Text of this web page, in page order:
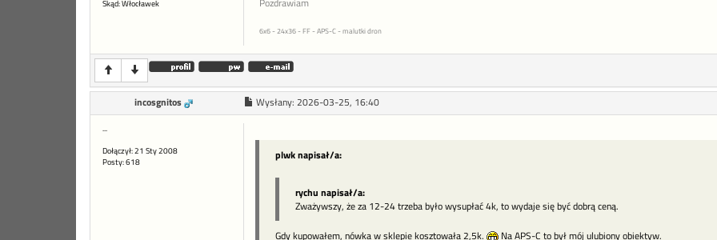
Skąd: Włocławek
Pozdrawiam
6x6 - 24x36 - FF - APS-C - malutki dron
incosgnitos Wysłany: 2026-03-25, 16:40
...
Dołączył: 21 Sty 2008
Posty: 618
plwk napisał/a:
rychu napisał/a:
Zważywszy, że za 12-24 trzeba było wysupłać 4k, to wydaje się być dobrą ceną.
Gdy kupowałem, nówka w sklepie kosztowała 2,5k.
Na APS-C to był mój ulubiony obiektyw.